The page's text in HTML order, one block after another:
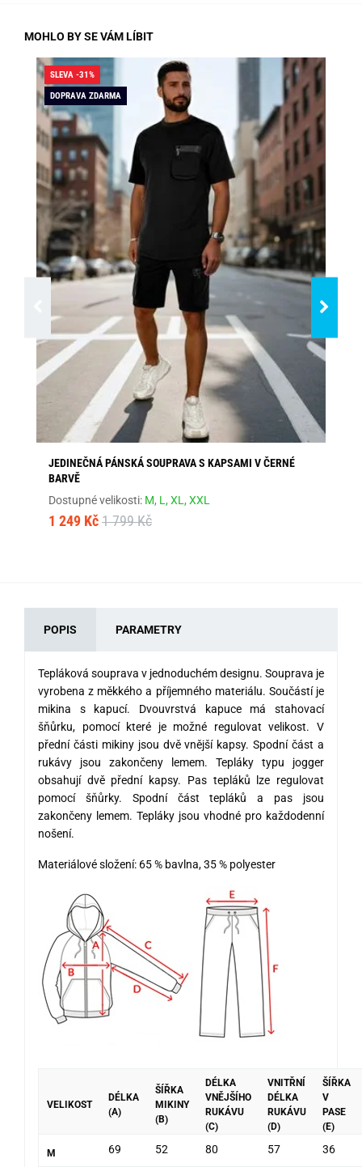
MOHLO BY SE VÁM LÍBIT
SLEVA -31%
DOPRAVA ZDARMA
JEDINEČNÁ PÁNSKÁ SOUPRAVA S KAPSAMI V ČERNÉ
BARVĚ
Dostupné velikosti: M, L,XL,XXL
1 249 Kč 1 799 Kč
POPIS PARAMETRY
Tepláková souprava v jednoduchém designu. Souprava je
vyrobena z měkkého a příjemného materiálu. Součástí je
mikina s kapucí. Dvouvrstvá kapuce má stahovací
šňůrku, pomocí které je možné regulovat velikost. V
přední části mikiny jsou dvě vnější kapsy. Spodní část a
rukávy jsou zakončeny lemem. Tepláky typu jogger
obsahují dvě přední kapsy. Pas tepláků lze regulovat
pomocí šňůrky. Spodní část tepláků a pas jsou
zakončeny lemem. Tepláky jsou vhodné pro každodenní
nošení.
Materiálové složení: 65 % bavlna, 35 % polyester
VELIKOST
DÉLKA
(A)
ŠÍŘKA
MIKINY
(B)
DÉLKA
VNĚJŠÍHO
RUKÁVU
(C)
VNITŘNÍ
DÉLKA
RUKÁVU
(D)
ŠÍŘKA
V
PASE
(E)
M 69 52 80 57 36